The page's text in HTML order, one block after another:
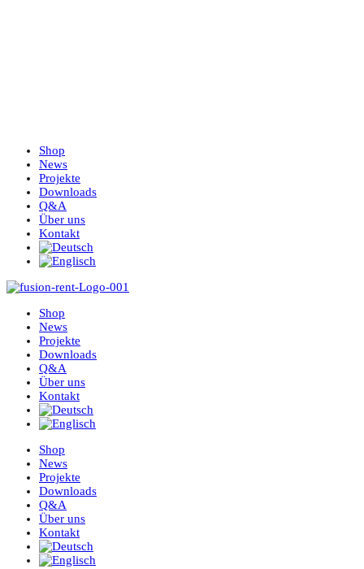
Shop
News
Projekte
Downloads
Q&A
Über uns
Kontakt
Shop
News
Projekte
Downloads
Q&A
Über uns
Kontakt
Shop
News
Projekte
Downloads
Q&A
Über uns
Kontakt